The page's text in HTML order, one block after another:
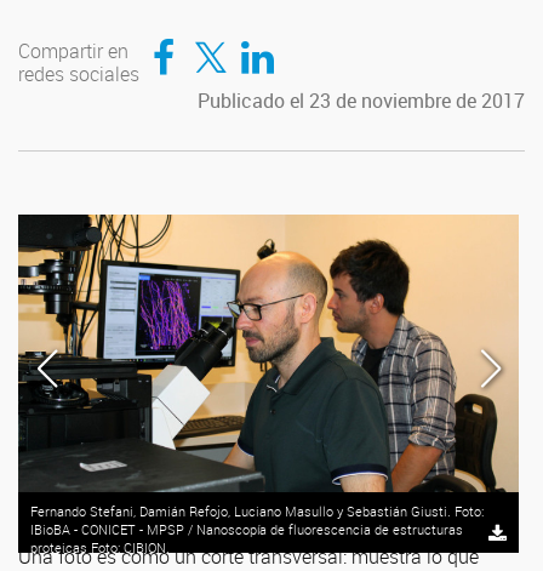
Compartir en
redes sociales
Compartir en Facebook
Compartir en TwitterCompartir en LinkedIn
Publicado el 23 de noviembre de 2017
Fernando Stefani, Damián Refojo, Luciano Masullo y Sebastián Giusti. Foto:
IBioBA - CONICET - MPSP / Nanoscopía de fluorescencia de estructuras
proteicas Foto: CIBION.
Una foto es como un corte transversal: muestra lo que